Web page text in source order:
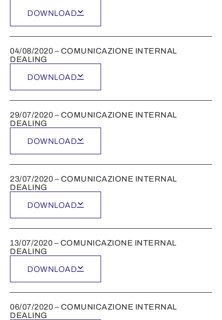
DOWNLOAD
04/08/2020 – COMUNICAZIONE INTERNAL
DEALING
DOWNLOAD
29/07/2020 – COMUNICAZIONE INTERNAL
DEALING
DOWNLOAD
23/07/2020 – COMUNICAZIONE INTERNAL
DEALING
DOWNLOAD
13/07/2020 – COMUNICAZIONE INTERNAL
DEALING
DOWNLOAD
06/07/2020 – COMUNICAZIONE INTERNAL
DEALING